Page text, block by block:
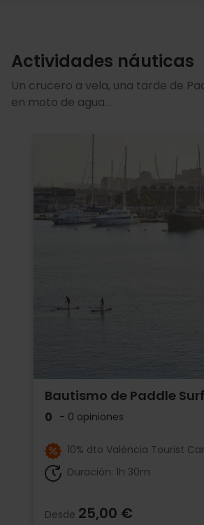
Actividades náuticas
Un crucero a vela, una tarde de
en moto de agua...
Bautismo de Paddle Surf
0 - 0 opiniones
10% dto València Tourist
Duración: 1h 30m
Desde 25,00 €